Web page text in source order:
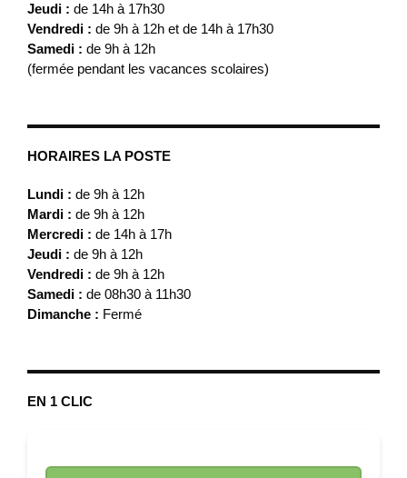
Jeudi : de 14h à 17h30
Vendredi : de 9h à 12h et de 14h à 17h30
Samedi : de 9h à 12h
(fermée pendant les vacances scolaires)
HORAIRES LA POSTE
Lundi : de 9h à 12h
Mardi : de 9h à 12h
Mercredi : de 14h à 17h
Jeudi : de 9h à 12h
Vendredi : de 9h à 12h
Samedi : de 08h30 à 11h30
Dimanche : Fermé
EN 1 CLIC